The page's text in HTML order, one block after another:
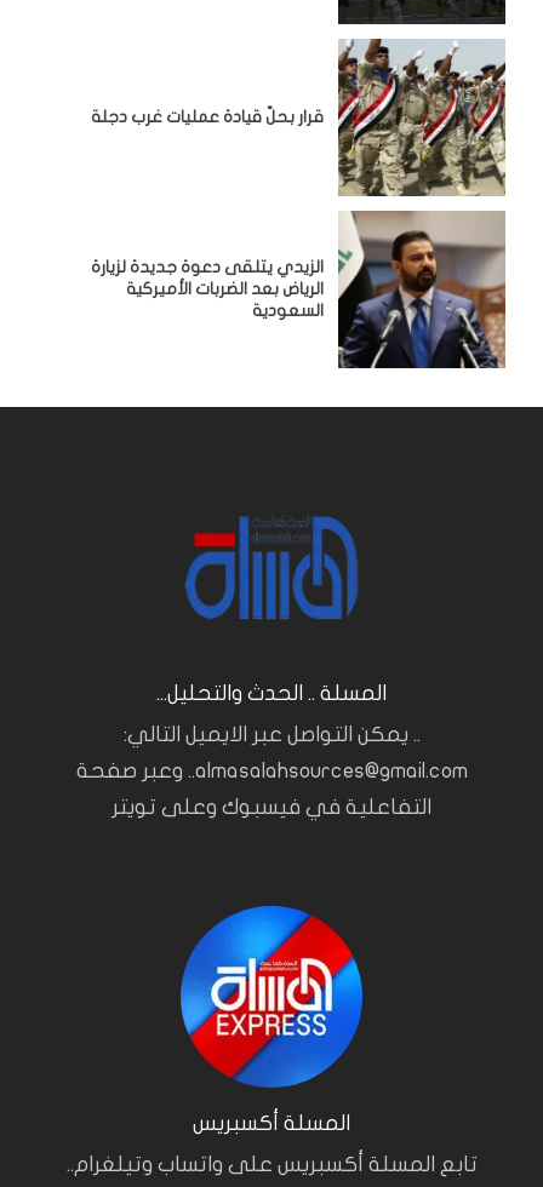
قرار بحلّ قيادة عمليات غرب دجلة
الزيدي يتلقى دعوة جديدة لزيارة
الرياض بعد الضربات الأميركية
السعودية
المسلة .. الحدث والتحليل...
.. يمكن التواصل عبر الايميل التالي:
almasalahsources@gmail.com.. وعبر صفحة
التفاعلية في فيسبوك وعلى تويتر
المسلة أكسبريس
تابع المسلة أكسبريس على واتساب وتيلغرام..